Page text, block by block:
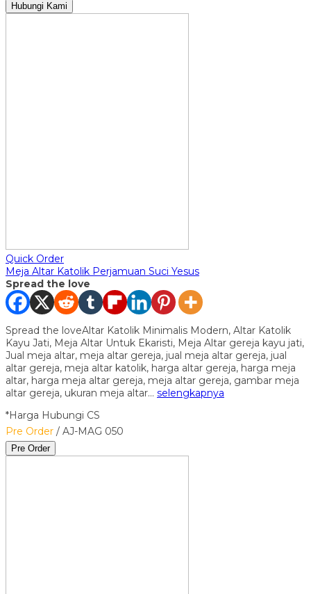
Hubungi Kami
Quick Order
Meja Altar Katolik Perjamuan Suci Yesus
Spread the love
Spread the loveAltar Katolik Minimalis Modern, Altar Katolik
Kayu Jati, Meja Altar Untuk Ekaristi, Meja Altar gereja kayu jati,
Jual meja altar, meja altar gereja, jual meja altar gereja, jual
altar gereja, meja altar katolik, harga altar gereja, harga meja
altar, harga meja altar gereja, meja altar gereja, gambar meja
altar gereja, ukuran meja altar… selengkapnya
*Harga Hubungi CS
Pre Order / AJ-MAG 050
Pre Order